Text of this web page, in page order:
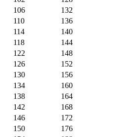
106
132
110
136
114
140
118
144
122
148
126
152
130
156
134
160
138
164
142
168
146
172
150
176